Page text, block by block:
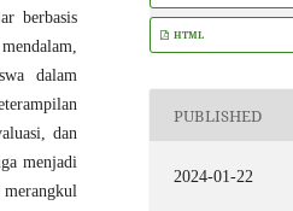
berbasis
dalam
dan
menjadi
HTML
PUBLISHED
2024-01-22